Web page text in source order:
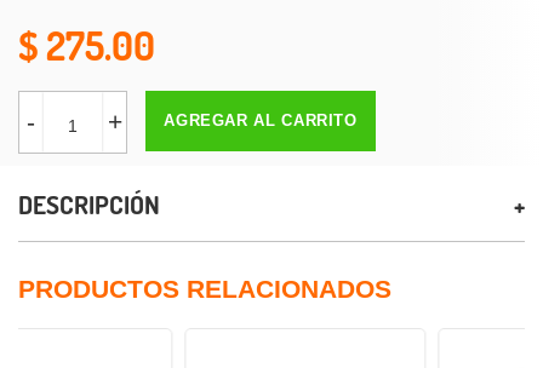
275.00
- + AGREGAR AL CARRITO
DESCRIPCIÓN
PRODUCTOS RELACIONADOS